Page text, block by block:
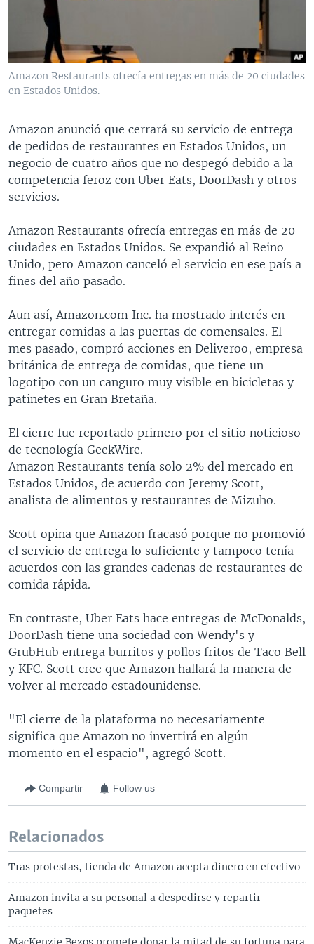
VENEZUELA
BRASIL
NICARAGUA
ECONOMÍA
ENTRETENIMIENTO Y CULTURA
TECNOLOGÍA
DEPORTES
MULTIMEDIA
VIDEOS
FOTOGRAFÍA
AUDIOS
PROGRAMAS TV
EL MUNDO AL DÍA
FORO INTERAMERICANO
PANORAMA
RADIO
AVANCE INFORMATIVO
BUENOS DÍAS AMÉRICA
ESTADOS UNIDOS AL DÍA
EL MUNDO AL DÍA [RADIO]
NOTA ECONÓMICA
ENTRETENIMIENTO
DIRECT
Learning English
SÍGANOS
Idiomas
Amazon Restaurants ofrecía entregas en más de 20 ciudades
en Estados Unidos.
Amazon anunció que cerrará su servicio de entrega
de pedidos de restaurantes en Estados Unidos, un
negocio de cuatro años que no despegó debido a la
competencia feroz con Uber Eats, DoorDash y otros
servicios.
Amazon Restaurants ofrecía entregas en más de 20
ciudades en Estados Unidos. Se expandió al Reino
Unido, pero Amazon canceló el servicio en ese país a
fines del año pasado.
Aun así, Amazon.com Inc. ha mostrado interés en
entregar comidas a las puertas de comensales. El
mes pasado, compró acciones en Deliveroo, empresa
británica de entrega de comidas, que tiene un
logotipo con un canguro muy visible en bicicletas y
patinetes en Gran Bretaña.
El cierre fue reportado primero por el sitio noticioso
de tecnología GeekWire.
Amazon Restaurants tenía solo 2% del mercado en
Estados Unidos, de acuerdo con Jeremy Scott,
analista de alimentos y restaurantes de Mizuho.
Scott opina que Amazon fracasó porque no promovió
el servicio de entrega lo suficiente y tampoco tenía
acuerdos con las grandes cadenas de restaurantes de
comida rápida.
En contraste, Uber Eats hace entregas de McDonalds,
DoorDash tiene una sociedad con Wendy's y
GrubHub entrega burritos y pollos fritos de Taco Bell
y KFC. Scott cree que Amazon hallará la manera de
volver al mercado estadounidense.
"El cierre de la plataforma no necesariamente
significa que Amazon no invertirá en algún
momento en el espacio", agregó Scott.
Compartir Follow us
Relacionados
Tras protestas, tienda de Amazon acepta dinero en efectivo
Amazon invita a su personal a despedirse y repartir
paquetes